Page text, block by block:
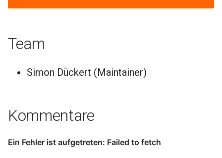
Team
Simon Dückert (Maintainer)
Kommentare